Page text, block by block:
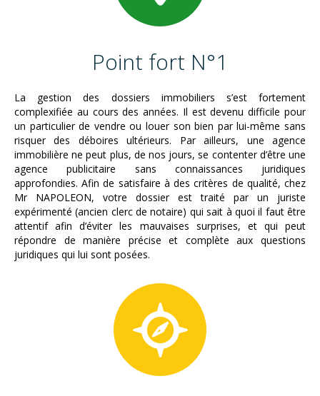
Point fort N°1
La gestion des dossiers immobiliers s’est fortement
complexifiée au cours des années. Il est devenu difficile pour
un particulier de vendre ou louer son bien par lui-même sans
risquer des déboires ultérieurs. Par ailleurs, une agence
immobilière ne peut plus, de nos jours, se contenter d’être une
agence publicitaire sans connaissances juridiques
approfondies. Afin de satisfaire à des critères de qualité, chez
Mr NAPOLEON, votre dossier est traité par un juriste
expérimenté (ancien clerc de notaire) qui sait à quoi il faut être
attentif afin d’éviter les mauvaises surprises, et qui peut
répondre de manière précise et complète aux questions
juridiques qui lui sont posées.